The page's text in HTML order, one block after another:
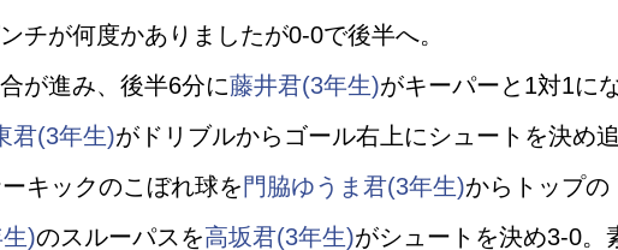
チが何度かありましたが0-0で後半へ。
が進み、後半6分に藤井君(3年生)がキーパーと1対1に
君(3年生)がドリブルからゴール右上にシュートを決め
キックのこぼれ球を 門脇ゆうま君(3年生)からトップの
)のスルーパスを高坂君(3年生)がシュートを決め3-0。